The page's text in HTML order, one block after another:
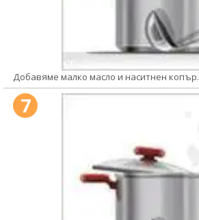
Добавяме малко масло и наситнен копър.
7